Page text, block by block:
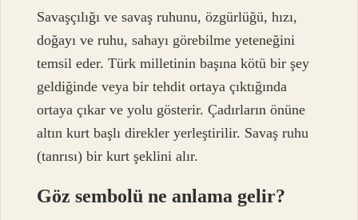
Savaşçılığı ve savaş ruhunu, özgürlüğü, hızı,
doğayı ve ruhu, sahayı görebilme yeteneğini
temsil eder. Türk milletinin başına kötü bir şey
geldiğinde veya bir tehdit ortaya çıktığında
ortaya çıkar ve yolu gösterir. Çadırların önüne
altın kurt başlı direkler yerleştirilir. Savaş ruhu
(tanrısı) bir kurt şeklini alır.
Göz sembolü ne anlama gelir?